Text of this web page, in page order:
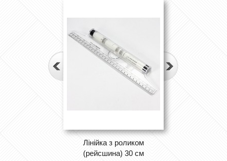
Лінійка з роликом
(рейсшина) 30 см